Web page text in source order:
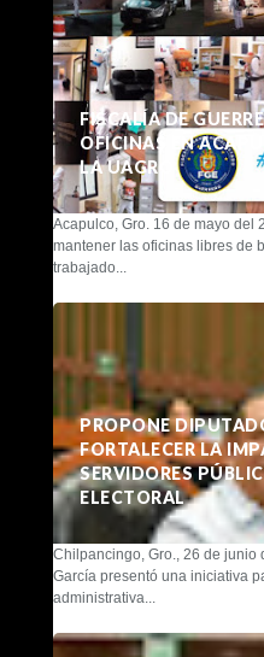
FISCALÍA DE
OFICINAS EN
LA UAGRO
Acapulco, Gro. 16 de mayo del
mantener las oficinas libres de
trabajado...
PROPONE
FORTALECER LA
SERVIDORES
ELECTORAL
Chilpancingo, Gro., 26 de junio
García presentó una iniciativa
administrativa...